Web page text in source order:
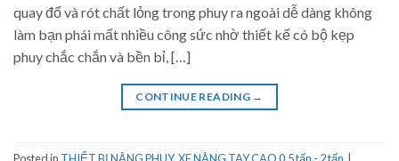
quay đổ và rót chất lỏng trong phuy ra ngoài dễ dàng không
làm bạn phái mất nhiều công sức nhờ thiết kế có bộ kẹp
phuy chắc chắn và bền bỉ, […]
CONTINUE READING →
Posted in THIẾT BỊ NÂNG PHUY,XE NÂNG TAY CAO 0.5 tấn - 2 tấn